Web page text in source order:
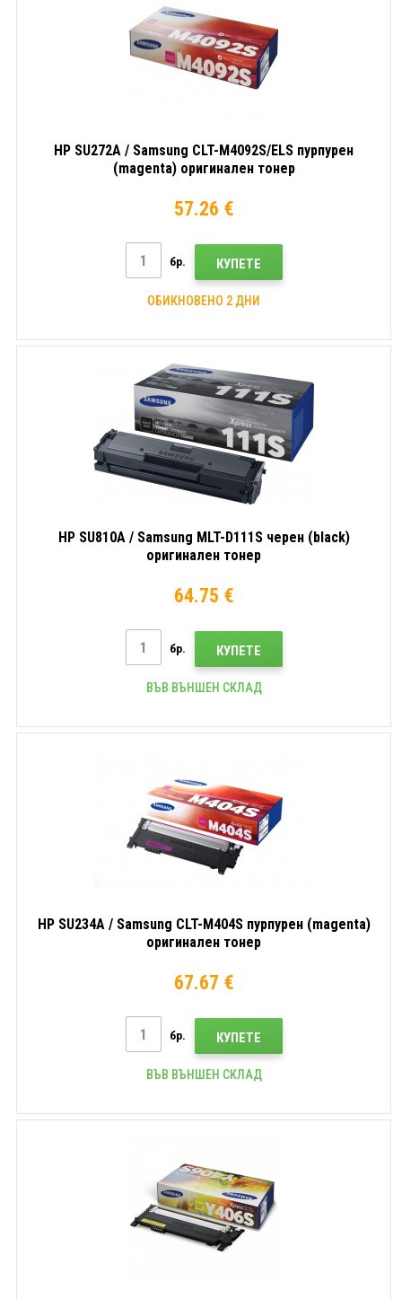
HP SU272A / Samsung CLT-M4092S/ELS пурпурен
(magenta) оригинален тонер
57.26 €
бр. КУПЕТЕ
ОБИКНОВЕНО 2 ДНИ
HP SU810A / Samsung MLT-D111S черен (black)
оригинален тонер
64.75 €
бр. КУПЕТЕ
ВЪВ ВЪНШЕН СКЛАД
HP SU234A / Samsung CLT-M404S пурпурен (magenta)
оригинален тонер
67.67 €
бр. КУПЕТЕ
ВЪВ ВЪНШЕН СКЛАД